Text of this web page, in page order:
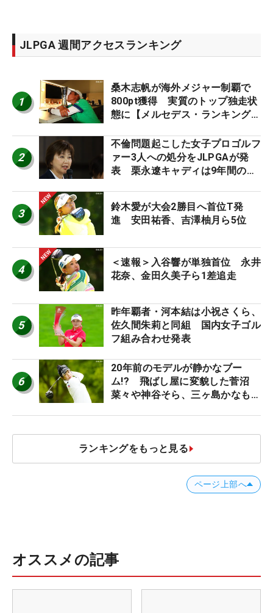
JLPGA 週間アクセスランキング
1
桑木志帆が海外メジャー制覇で
800pt獲得 実質のトップ独走状
態に【メルセデス・ランキング番
2
不倫問題起こした女子プロゴルフ
ァー3人への処分をJLPGAが発
表 栗永遼キャディは9年間の立
3
鈴木愛が大会2勝目へ首位T発
進 安田祐香、吉澤柚月ら5位
4
＜速報＞入谷響が単独首位 永井
花奈、金田久美子ら1差追走
5
昨年覇者・河本結は小祝さくら、
佐久間朱莉と同組 国内女子ゴル
フ組み合わせ発表
6
20年前のモデルが静かなブー
ム!? 飛ばし屋に変貌した菅沼
菜々や神谷そら、三ヶ島かなも使
ランキングをもっと見る
ページ上部へ
オススメの記事